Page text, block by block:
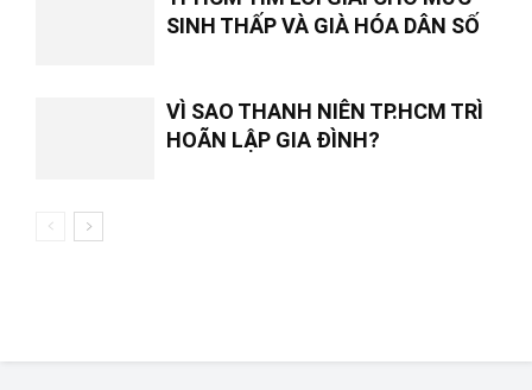
SINH THẤP VÀ GIÀ HÓA DÂN SỐ
VÌ SAO THANH NIÊN TP.HCM TRÌ
HOÃN LẬP GIA ĐÌNH?